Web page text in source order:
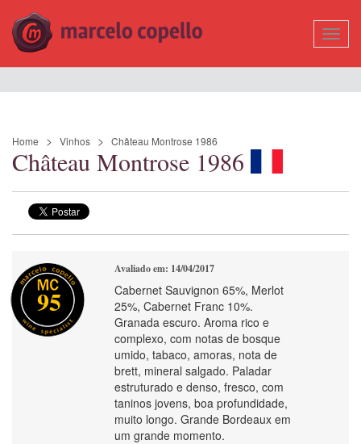
Home Vinhos Château Montrose 1986
Château Montrose 1986
95
Avaliado em: 14/04/2017
Cabernet Sauvignon 65%, Merlot
25%, Cabernet Franc 10%.
Granada escuro. Aroma rico e
complexo, com notas de bosque
umido, tabaco, amoras, nota de
brett, mineral salgado. Paladar
estruturado e denso, fresco, com
taninos jovens, boa profundidade,
muito longo. Grande Bordeaux em
um grande momento.